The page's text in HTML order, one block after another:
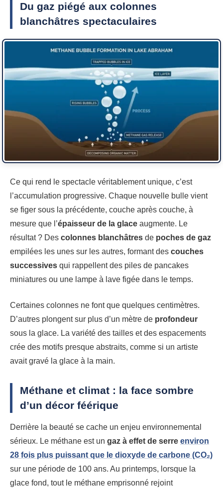
Du gaz piégé aux colonnes
blanchâtres spectaculaires
Ce qui rend le spectacle véritablement unique, c’est
l’accumulation progressive. Chaque nouvelle bulle vient
se figer sous la précédente, couche après couche, à
mesure que l’épaisseur de la glace augmente. Le
résultat ? Des colonnes blanchâtres de poches de gaz
empilées les unes sur les autres, formant des couches
successives qui rappellent des piles de pancakes
miniatures ou une lampe à lave figée dans le temps.
Certaines colonnes ne font que quelques centimètres.
D’autres plongent sur plus d’un mètre de profondeur
sous la glace. La variété des tailles et des espacements
crée des motifs presque abstraits, comme si un artiste
avait gravé la glace à la main.
Méthane et climat : la face sombre
d’un décor féérique
Derrière la beauté se cache un enjeu environnemental
sérieux. Le méthane est un gaz à effet de serre environ
28 fois plus puissant que le dioxyde de carbone (CO₂)
sur une période de 100 ans. Au printemps, lorsque la
glace fond, tout le méthane emprisonné rejoint